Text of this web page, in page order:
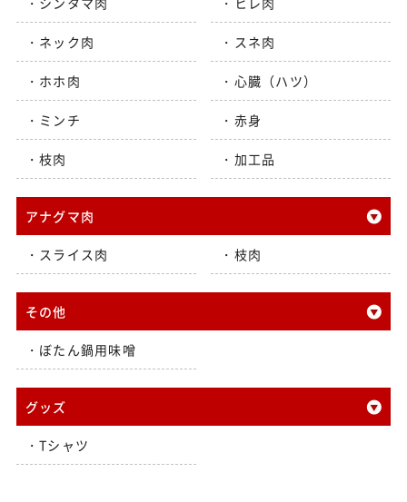
ネック肉 スネ肉
ホホ肉 心臓（ハツ）
ミンチ 赤身
枝肉 加工品
アナグマ肉
スライス肉 枝肉
その他
ぼたん鍋用味噌
グッズ
Tシャツ